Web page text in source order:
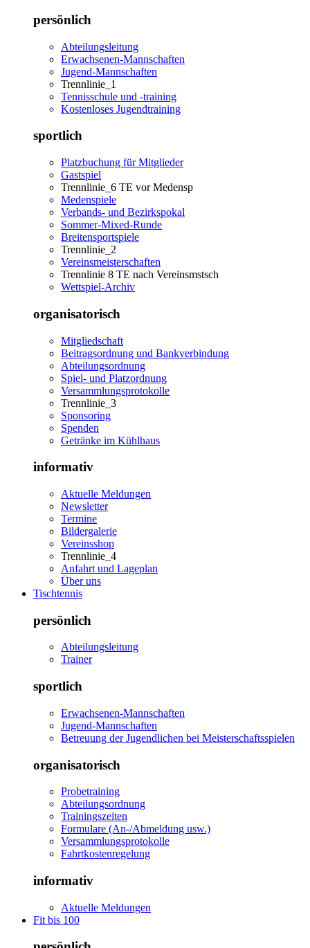
persönlich
Abteilungsleitung
Erwachsenen-Mannschaften
Jugend-Mannschaften
Trennlinie_1
Tennisschule und -training
Kostenloses Jugendtraining
sportlich
Platzbuchung für Mitglieder
Gastspiel
Trennlinie_6 TE vor Medensp
Medenspiele
Verbands- und Bezirkspokal
Sommer-Mixed-Runde
Breitensportspiele
Trennlinie_2
Vereinsmeisterschaften
Trennlinie 8 TE nach Vereinsmstsch
Wettspiel-Archiv
organisatorisch
Mitgliedschaft
Beitragsordnung und Bankverbindung
Abteilungsordnung
Spiel- und Platzordnung
Versammlungsprotokolle
Trennlinie_3
Sponsoring
Spenden
Getränke im Kühlhaus
informativ
Aktuelle Meldungen
Newsletter
Termine
Bildergalerie
Vereinsshop
Trennlinie_4
Anfahrt und Lageplan
Über uns
Tischtennis
persönlich
Abteilungsleitung
Trainer
sportlich
Erwachsenen-Mannschaften
Jugend-Mannschaften
Betreuung der Jugendlichen bei Meisterschaftsspielen
organisatorisch
Probetraining
Abteilungsordnung
Trainingszeiten
Formulare (An-/Abmeldung usw.)
Versammlungsprotokolle
Fahrtkostenregelung
informativ
Aktuelle Meldungen
Fit bis 100